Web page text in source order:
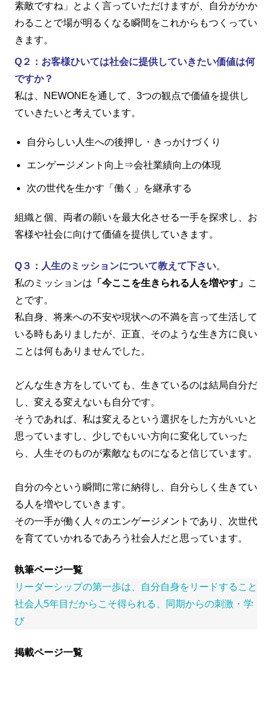
素敵ですね」とよく言っていただけますが、自分がかか
わることで場が明るくなる瞬間をこれからもつくってい
きます。
Q２：お客様ひいては社会に提供していきたい価値は何
ですか？
私は、
NEWONEを通して、 3つの観点で価値を提供し
ていきたいと考えています。
自分らしい人生への後押し・きっかけづくり
エンゲージメント向上⇒会社業績向上の体現
次の世代を生かす「働く」を継承する
組織と個、両者の願いを最大化させる一手を探求し、お
客様や社会に向けて価値を提供していきます。
Q３：人生のミッションについて教えて下さい。
私のミッションは 「今ここを生きられる人を増やす」 こ
とです。
私自身、将来への不安や現状への不満を言って生活して
いる時もありましたが、正直、そのような生き方に良い
ことは何もありませんでした。
どんな生き方をしていても、生きているのは結局自分だ
し、変える変えないも自分です。
そうであれば、私は変えるという選択をした方がいいと
思っていますし、少しでもいい方向に変化していった
ら、人生そのものが素敵なものになると信じています。
自分の今という瞬間に常に納得し、自分らしく生きてい
る人を増やしていきます。
その一手が働く人々のエンゲージメントであり、次世代
を育てていかれるであろう社会人だと思っています。
執筆ページ一覧
リーダーシップの第一歩は、自分自身をリードすること
社会人5年目だからこそ得られる、同期からの刺激・学
び
掲載ページ一覧